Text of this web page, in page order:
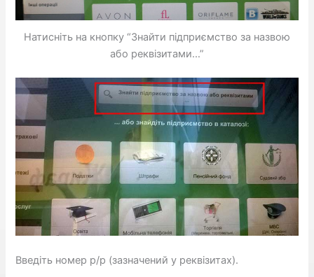
Натисніть на кнопку “Знайти підприємство за назвою
або реквізитами…”
Введіть номер р/р (зазначений у реквізитах).